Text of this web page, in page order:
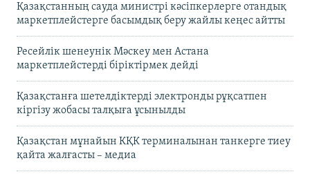
Қазақстанның сауда министрі кәсіпкерлерге отандық
маркетплейстерге басымдық беру жайлы кеңес айтты
Ресейлік шенеунік Мәскеу мен Астана
маркетплейстерді біріктірмек дейді
Қазақстанға шетелдіктерді электронды рұқсатпен
кіргізу жобасы талқыға ұсынылды
Қазақстан мұнайын КҚК терминалынан танкерге тиеу
қайта жалғасты – медиа